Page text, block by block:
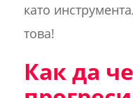
като
това!
Как да